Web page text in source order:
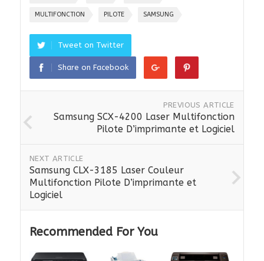
MULTIFONCTION PILOTE SAMSUNG
Tweet on Twitter
Share on Facebook
PREVIOUS ARTICLE
Samsung SCX-4200 Laser Multifonction
Pilote D’imprimante et Logiciel
NEXT ARTICLE
Samsung CLX-3185 Laser Couleur
Multifonction Pilote D’imprimante et
Logiciel
Recommended For You